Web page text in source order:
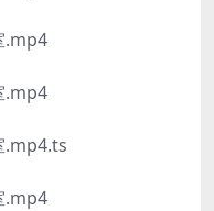
.mp4
.mp4
.mp4.ts
.mp4